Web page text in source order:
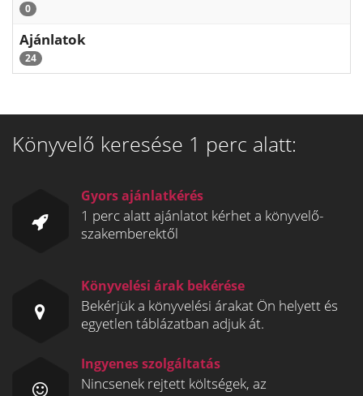
0
Ajánlatok
24
Könyvelő keresése 1 perc alatt:
Gyors ajánlatkérés
1 perc alatt ajánlatot kérhet a könyvelő-
szakemberektől
Könyvelési árak bekérése
Bekérjük a könyvelési árakat Ön helyett és
egyetlen táblázatban adjuk át.
Ingyenes szolgáltatás
Nincsenek rejtett költségek, az